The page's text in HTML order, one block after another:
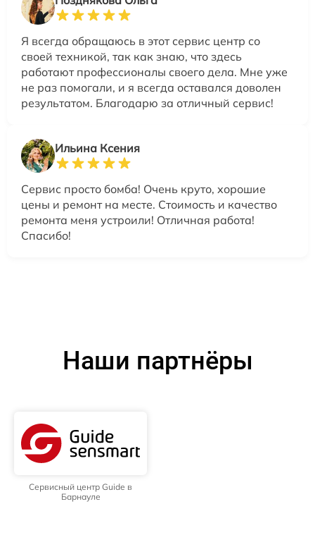
Я всегда обращаюсь в этот сервис центр со
своей техникой, так как знаю, что здесь
работают профессионалы своего дела. Мне уже
не раз помогали, и я всегда оставался доволен
результатом. Благодарю за отличный сервис!
Ильина Ксения
Сервис просто бомба! Очень круто, хорошие
цены и ремонт на месте. Стоимость и качество
ремонта меня устроили! Отличная работа!
Спасибо!
Наши партнёры
Сервисный центр Guide в
Барнауле